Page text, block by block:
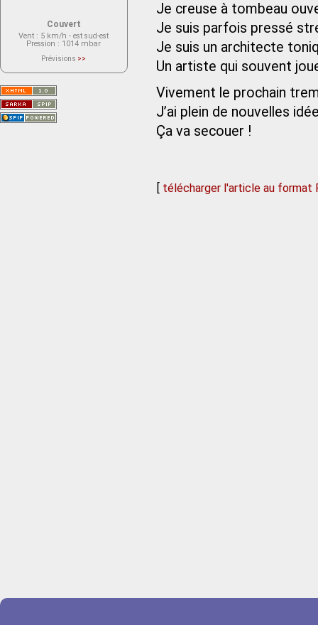
Je creuse à tombeau
Je suis parfois pressé
Je suis un architecte
Un artiste qui souvent
Vivement le prochain
J’ai plein de nouvelles
Ça va secouer !
[ télécharger l'article au format
Couvert
Vent : 5 km/h - est sud-est
Pression : 1014 mbar
Prévisions >>
actuellement aucune prévision
Saint-Nom.
Veuillez consulter le message du
service ci-dessous.
(401 - Invalid API key. Please see
https://openweathermap.org/faq#error401